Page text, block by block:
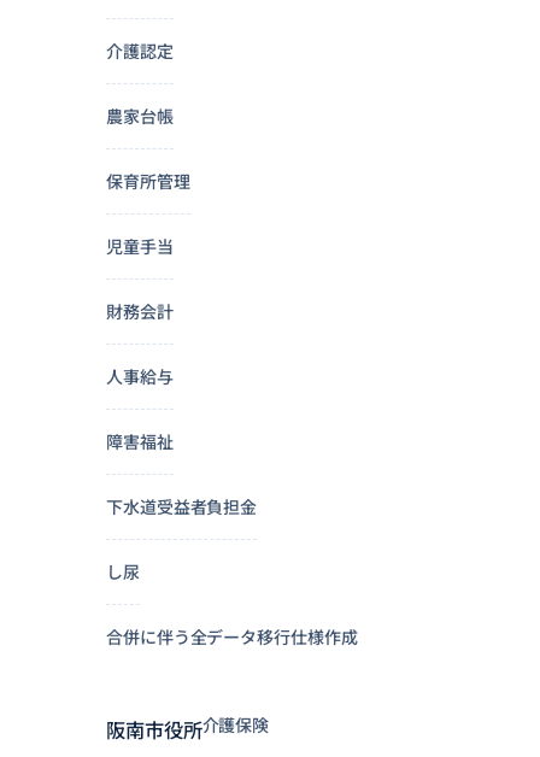
介護認定
農家台帳
保育所管理
児童手当
財務会計
人事給与
障害福祉
下水道受益者負担金
し尿
合併に伴う全データ移行仕様作成
阪南市役所介護保険